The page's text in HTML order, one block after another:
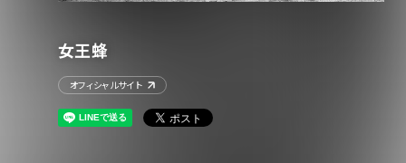
女王蜂
オフィシャルサイト